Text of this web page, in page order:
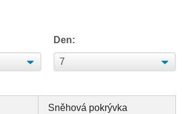
Den:
Sněhová pokrývka